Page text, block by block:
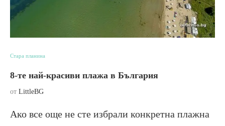
Стара планина
8-те най-красиви плажа в България
от LittleBG
Ако все още не сте избрали конкретна плажна